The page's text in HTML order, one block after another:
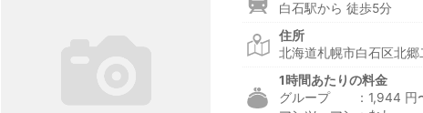
白石駅から 徒歩5分
住所
北海道札幌市白石区北
1時間あたりの料金
グループ ：1,944 円